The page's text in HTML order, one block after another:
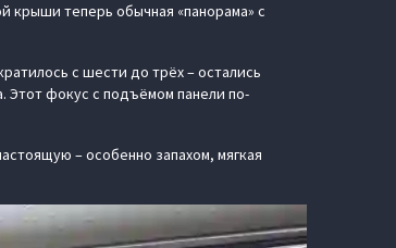
крыши теперь обычная «панорама» с
с шести до трёх – остались
Этот фокус с подъёмом панели по-
– особенно запахом, мягкая